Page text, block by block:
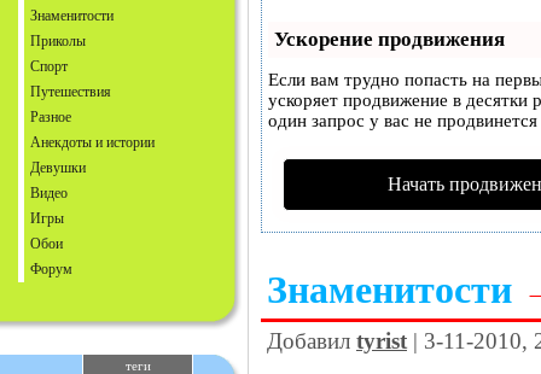
Знаменитости
Приколы
Спорт
Путешествия
Разное
Анекдоты и истории
Девушки
Видео
Игры
Обои
Форум
теги
Ускорение продвижения
Если вам трудно попасть на
ускоряет продвижение в десятки
один запрос у вас не
Начать
Знаменитости
Добавил tyrist | 3-11-